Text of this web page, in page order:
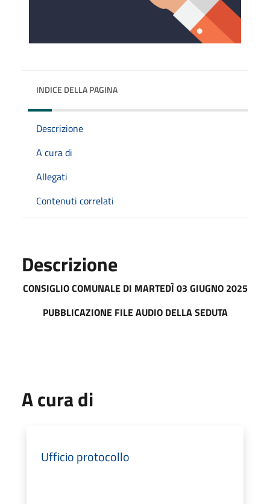
INDICE DELLA PAGINA
Descrizione
A cura di
Allegati
Contenuti correlati
Descrizione
CONSIGLIO COMUNALE DI MARTEDÌ 03 GIUGNO 2025
PUBBLICAZIONE FILE AUDIO DELLA SEDUTA
A cura di
Ufficio protocollo